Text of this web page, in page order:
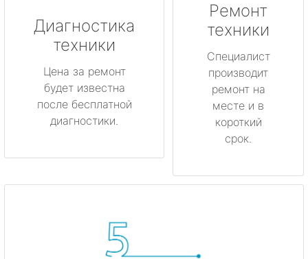
Диагностика
техники
Цена за ремонт
будет известна
после бесплатной
диагностики.
Ремонт
техники
Специалист
производит
ремонт на
месте и в
короткий
срок.